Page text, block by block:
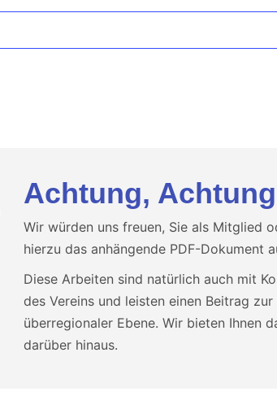
Achtung, Achtung
Wir würden uns freuen, Sie als Mitglied
hierzu das anhängende PDF-Dokument
Diese Arbeiten sind natürlich auch mit
des Vereins und leisten einen Beitrag
überregionaler Ebene. Wir bieten Ihnen
darüber hinaus.